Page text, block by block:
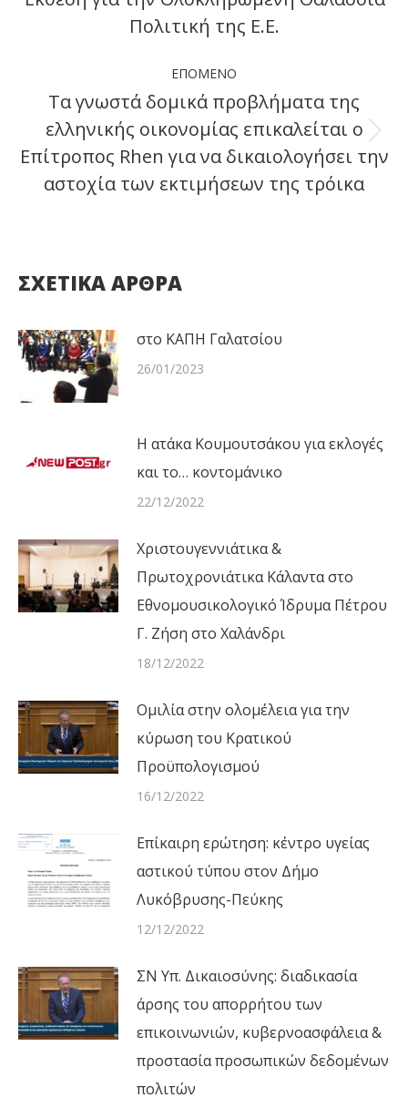
post:
Πολιτική της Ε.Ε.
ΕΠΌΜΕΝΟ
Next
post:
Τα γνωστά δομικά προβλήματα της
ελληνικής οικονομίας επικαλείται ο
Επίτροπος Rhen για να δικαιολογήσει την
αστοχία των εκτιμήσεων της τρόικα
ΣΧΕΤΙΚΑ ΑΡΘΡΑ
στο ΚΑΠΗ Γαλατσίου
26/01/2023
Η ατάκα Κουμουτσάκου για εκλογές
και το… κοντομάνικο
22/12/2022
Χριστουγεννιάτικα &
Πρωτοχρονιάτικα Κάλαντα στο
Εθνομουσικολογικό Ίδρυμα Πέτρου
Γ. Ζήση στο Χαλάνδρι
18/12/2022
Ομιλία στην ολομέλεια για την
κύρωση του Κρατικού
Προϋπολογισμού
16/12/2022
Επίκαιρη ερώτηση: κέντρο υγείας
αστικού τύπου στον Δήμο
Λυκόβρυσης-Πεύκης
12/12/2022
ΣΝ Υπ. Δικαιοσύνης: διαδικασία
άρσης του απορρήτου των
επικοινωνιών, κυβερνοασφάλεια &
προστασία προσωπικών δεδομένων
πολιτών